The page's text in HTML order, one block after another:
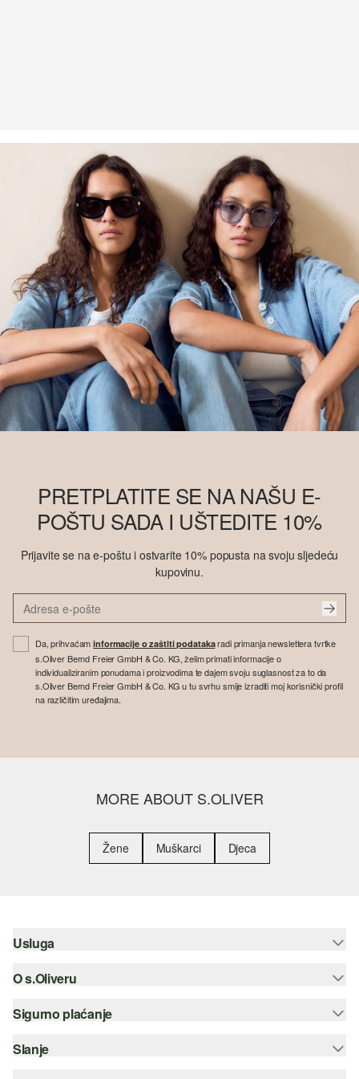
PRETPLATITE SE NA NAŠU E-
POŠTU SADA I UŠTEDITE 10%
Prijavite se na e-poštu i ostvarite 10% popusta na svoju sljedeću
kupovinu.
Da, prihvaćaminformacije o zaštiti podatakaradi primanja newslettera tvrtke
s.Oliver Bernd Freier GmbH & Co. KG, želim primati informacije o
individualiziranim ponudama i proizvodima te dajem svoju suglasnost za to da
s.Oliver Bernd Freier GmbH & Co. KG u tu svrhu smije izraditi moj korisnički profil
na različitim uređajima.
MORE ABOUT S.OLIVER
Žene Muškarci Djeca
Usluga
Pomoć i česta pitanja
Savjetovanje o veličinama
Odjeća
O s.Oliveru
Newsletter
s.Oliver Group
Sigurno plaćanje
Kreditna kartica
Slanje